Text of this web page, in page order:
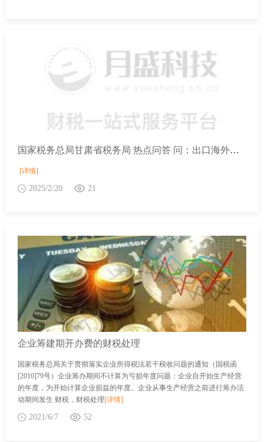
国家税务总局甘肃省税务局 热点问答 问：出口海外仓货物未全部实现销售时，如何申报办理出口预退税？
[详情]
2025/2/20 21
企业筹建期开办费的财税处理
国家税务总局关于贯彻落实企业所得税法若干税收问题的通知（国税函
[2010]79号）企业筹办期间不计算为亏损年度问题：企业自开始生产经营
的年度，为开始计算企业损益的年度。企业从事生产经营之前进行筹办活
动期间发生 财税，财税处理[详情]
2021/6/7 52